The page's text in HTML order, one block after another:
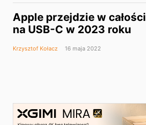
Apple przejdzie w całości
na USB-C w 2023 roku
Krzysztof Kołacz 16 maja 2022